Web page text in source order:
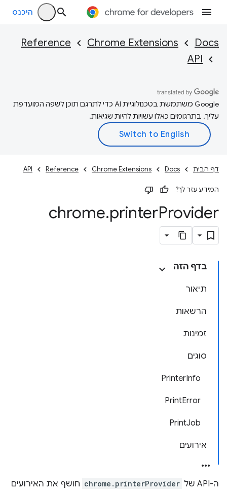
היכנס
Docs
Chrome Extensions
Reference
API
‫Google משתמשת בטכנולוגיית AI כדי לתרגם תוכן לשפה המועדפת
עליך. בתרגומים כאלו עשויות להיות שגיאות.
דף הבית Docs
Chrome Extensions
Reference
API
המידע עזר לך?
chrome.printerProvider
בדף הזה
תיאור
הרשאות
זמינות
סוגים
PrinterInfo
PrintError
PrintJob
אירועים
ה-API של chrome.printerProvider חושף את האירועים